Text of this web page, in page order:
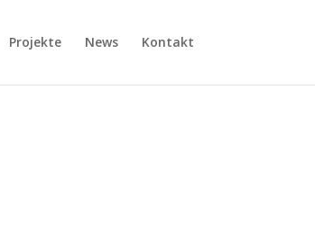
Projekte News Kontakt